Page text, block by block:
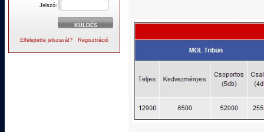
Jelszó:
Elfelejtette jelszavát? Regisztráció